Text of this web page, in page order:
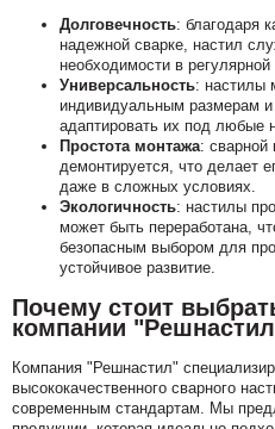
Долговечность: благодаря
надежной сварке, настил
необходимости в
Универсальность: настилы
индивидуальным размерам
адаптировать их под любые
Простота монтажа: сварной
демонтируется, что делает
даже в сложных условиях.
Экологичность: настилы
может быть переработана,
безопасным выбором для
устойчивое развитие.
Почему стоит
компании
Компания "Решнастил"
высококачественного сварного
современным стандартам. Мы